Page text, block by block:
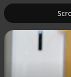
nuklir 2